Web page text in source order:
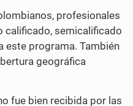
profesionales
calificado, semicalificado
este programa. También
geográfica
fue bien recibida por las